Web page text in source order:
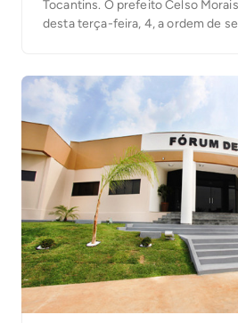
Tocantins. O prefeito Celso
desta terça-feira, 4, a ordem de
avenidas de cinco setores da
investimento […]